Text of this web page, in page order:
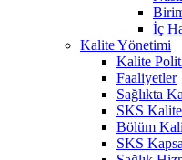
İç
Kalite Yönetimi
Kalite
Faaliyetler
Sağlıkta
SKS
Bölüm
SKS